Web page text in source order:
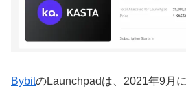
BybitのLaunchpadは、2021年9月